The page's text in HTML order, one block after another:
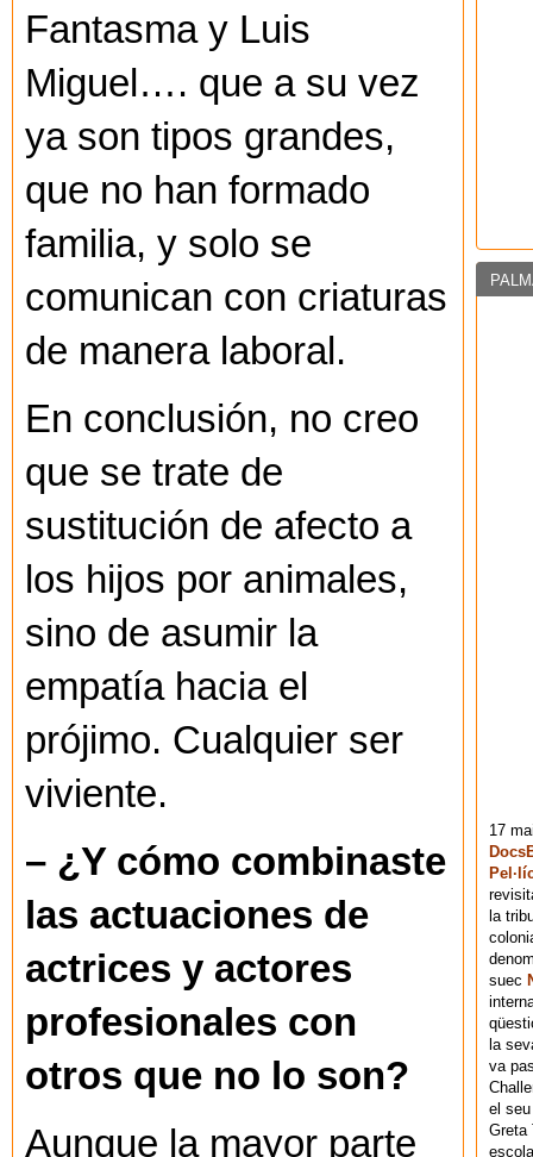
Fantasma y Luis
Miguel…. que a su vez
ya son tipos grandes,
que no han formado
familia, y solo se
comunican con criaturas
de manera laboral.
En conclusión, no creo
que se trate de
sustitución de afecto a
los hijos por animales,
sino de asumir la
empatía hacia el
prójimo. Cualquier ser
viviente.
– ¿Y cómo combinaste
las actuaciones de
actrices y actores
profesionales con
otros que no lo son?
Aunque la mayor parte
17
la
suec
la
va
el
Greta